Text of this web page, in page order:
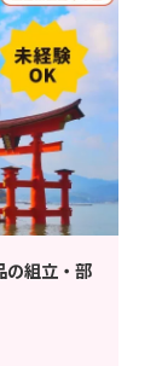
の組立・部